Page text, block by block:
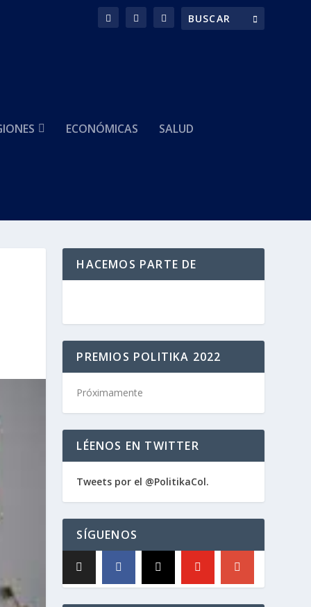
ECONÓMICAS SALUD
HACEMOS PARTE DE
PREMIOS POLITIKA 2022
Próximamente
LÉENOS EN TWITTER
Tweets por el @PolitikaCol.
SÍGUENOS